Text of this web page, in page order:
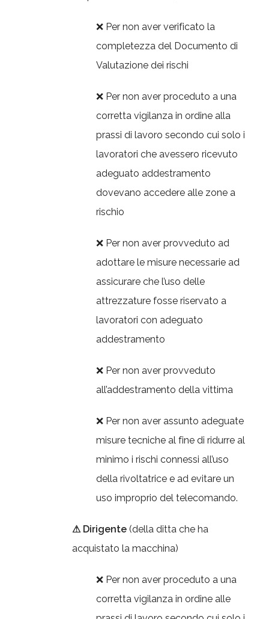
❌ Per non aver verificato la
completezza del Documento di
Valutazione dei rischi
❌ Per non aver proceduto a una
corretta vigilanza in ordine alla
prassi di lavoro secondo cui solo i
lavoratori che avessero ricevuto
adeguato addestramento
dovevano accedere alle zone a
rischio
❌ Per non aver provveduto ad
adottare le misure necessarie ad
assicurare che l’uso delle
attrezzature fosse riservato a
lavoratori con adeguato
addestramento
❌ Per non aver provveduto
all’addestramento della vittima
❌ Per non aver assunto adeguate
misure tecniche al fine di ridurre al
minimo i rischi connessi all’uso
della rivoltatrice e ad evitare un
uso improprio del telecomando.
⚠ Dirigente (della ditta che ha
acquistato la macchina)
❌ Per non aver proceduto a una
corretta vigilanza in ordine alle